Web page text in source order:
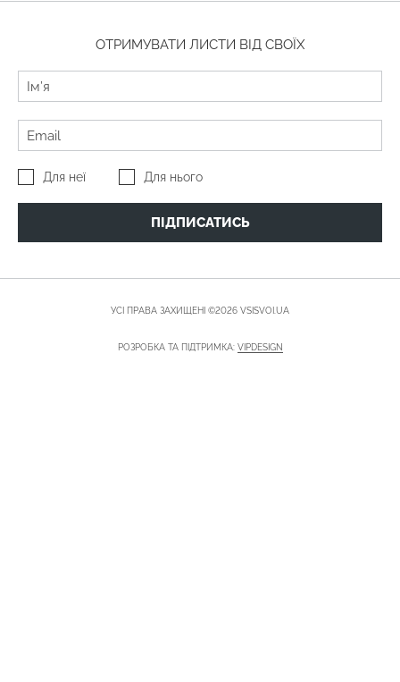
ОТРИМУВАТИ ЛИСТИ ВІД СВОЇХ
Для неї Для нього
ПІДПИСАТИСЬ
УСІ ПРАВА ЗАХИЩЕНІ ©2026 VSISVOI.UA
РОЗРОБКА ТА ПІДТРИМКА: VIPDESIGN